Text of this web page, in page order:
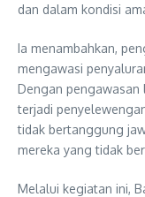
dan dalam kondisi
Ia menambahkan,
mengawasi
Dengan pengawasan
terjadi
tidak bertanggung
mereka yang tidak
Melalui kegiatan ini,